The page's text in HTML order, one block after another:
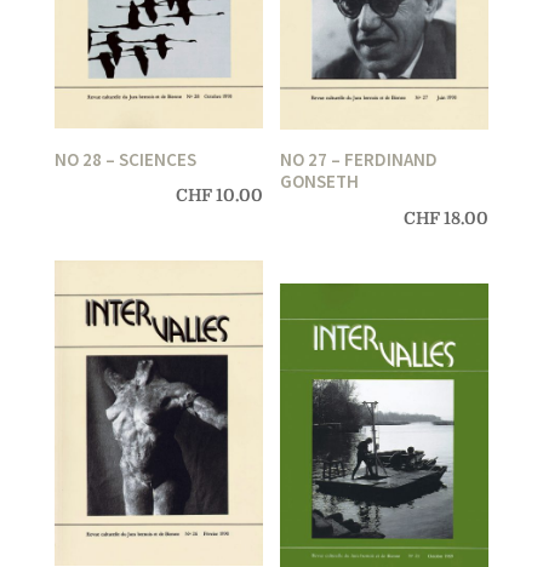
NO 28 – SCIENCES
CHF10.00
NO 27 – FERDINAND
GONSETH
CHF18.00